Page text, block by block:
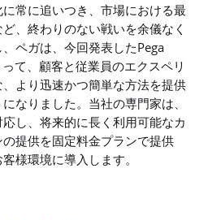
常に追いつき、市場における最
、終わりのない戦いを余儀なく
ペガは、今回発表したPega
て、顧客と従業員のエクスペリ
より迅速かつ簡単な方法を提供
なりました。当社の専門家は、
し、将来的に長く利用可能なカ
提供を固定料金プランで提供
様環境に導入します。